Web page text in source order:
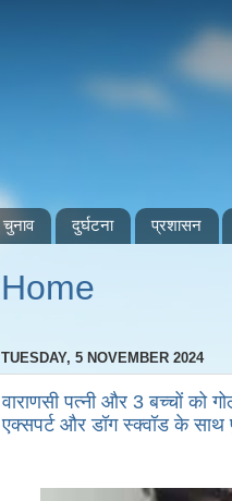
चुनाव दुर्घटना प्रशासन
Home
TUESDAY, 5 NOVEMBER 2024
वाराणसी पत्नी और 3 बच्चों को
एक्सपर्ट और डॉग स्क्वॉड के साथ